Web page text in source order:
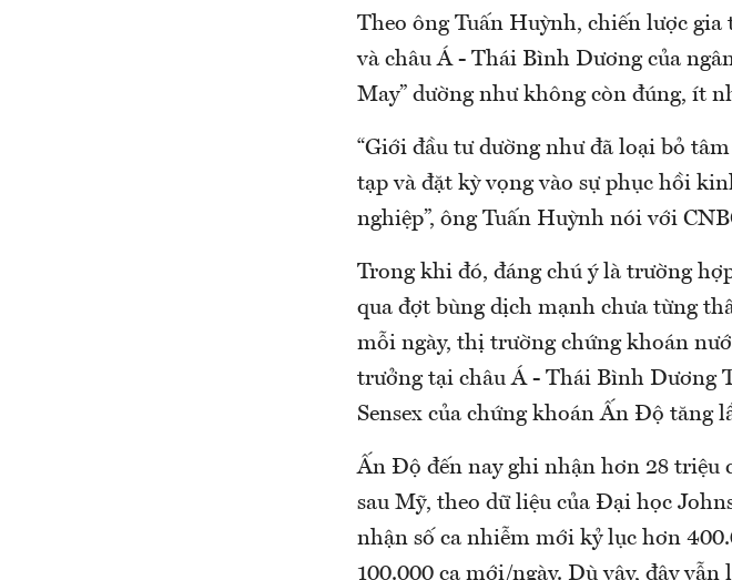
Theo ông Tuấn Huỳnh, chiến lược
và châu Á - Thái Bình Dương của
May” dường như không còn đúng, ít
“Giới đầu tư dường như đã loại bỏ
tạp và đặt kỳ vọng vào sự phục hồi
nghiệp”, ông Tuấn Huỳnh nói với
Trong khi đó, đáng chú ý là trường
qua đợt bùng dịch mạnh chưa từng
mỗi ngày, thị trường chứng khoán
trưởng tại châu Á - Thái Bình Dương
Sensex của chứng khoán Ấn Độ tăng
Ấn Độ đến nay ghi nhận hơn 28 triệu
sau Mỹ, theo dữ liệu của Đại học
nhận số ca nhiễm mới kỷ lục hơn
100.000 ca mới/ngày. Dù vậy, đây